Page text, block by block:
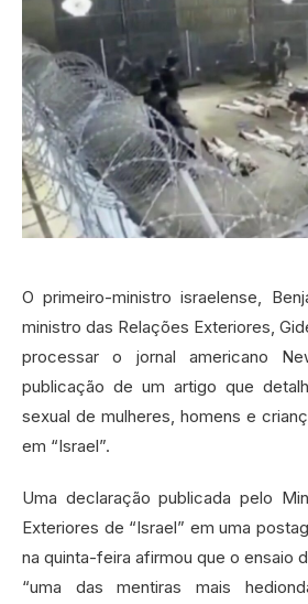
O primeiro-ministro israelense,
ministro das Relações Exteriores,
processar o jornal americano
publicação de um artigo que
sexual de mulheres, homens e
em “Israel”.
Uma declaração publicada pelo
Exteriores de “Israel” em uma
na quinta-feira afirmou que o ensaio
“uma das mentiras mais